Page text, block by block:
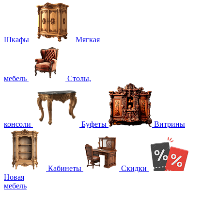
Шкафы Мягкая
мебель Столы,
консоли Буфеты Витрины
Кабинеты
Скидки
Новая
мебель